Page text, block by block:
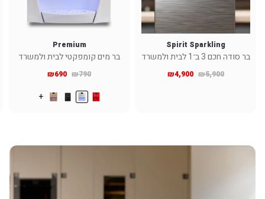
Spirit Sparkling
בר סודה חכם 3 ב־1 לבית ולמשרד
₪5,900
₪4,900
Premium
בר מים קומפקטי לבית ולמשרד
₪790
₪690
+